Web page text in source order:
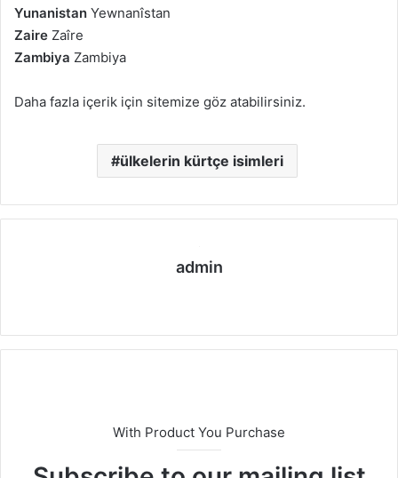
Yunanistan Yewnanîstan
Zaire Zaîre
Zambiya Zambiya
Daha fazla içerik için sitemize göz atabilirsiniz.
ülkelerin kürtçe isimleri
admin
sit
With Product You Purchase